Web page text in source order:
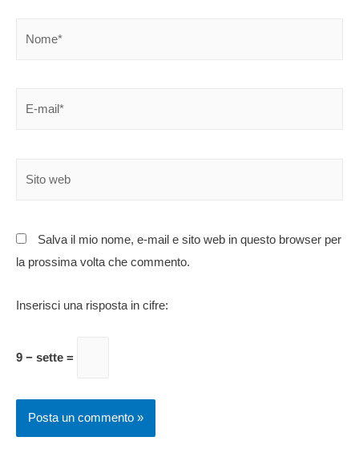
Salva il mio nome, e-mail e sito web in questo browser per
la prossima volta che commento.
Inserisci una risposta in cifre:
9 − sette =